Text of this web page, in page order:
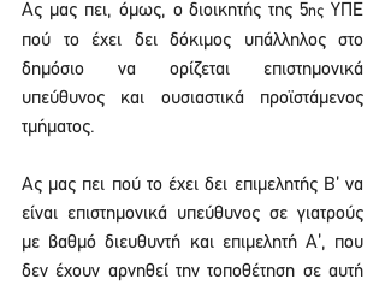
Ας μας πει, όμως, ο διοικητής της 5ης ΥΠΕ
πού το έχει δει δόκιμος υπάλληλος στο
δημόσιο να ορίζεται επιστημονικά
υπεύθυνος και ουσιαστικά προϊστάμενος
τμήματος.
Ας μας πει πού το έχει δει επιμελητής Β’ να
είναι επιστημονικά υπεύθυνος σε γιατρούς
με βαθμό διευθυντή και επιμελητή Α’, που
δεν έχουν αρνηθεί την τοποθέτηση σε αυτή